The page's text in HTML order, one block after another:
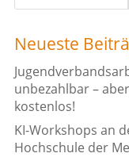
Neueste
unbezahlbar –
kostenlos!
KI-Workshops an
Hochschule der